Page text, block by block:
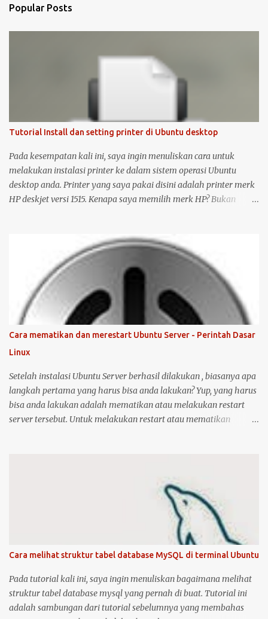
Popular Posts
Tutorial Install dan setting printer di Ubuntu desktop
Pada kesempatan kali ini, saya ingin menuliskan cara untuk
melakukan instalasi printer ke dalam sistem operasi Ubuntu
desktop anda. Printer yang saya pakai disini adalah printer merk
HP deskjet versi 1515. Kenapa saya memilih merk HP? Bukan
open source seperti Ubuntu . Langsung saja saya mulai langkah-
langkah untuk instalasi printer HP 1515 di Ubuntu desktop . Cara
ini bisa juga digunakan untuk merk printer lainnya, hanya saja
saya tidak bisa menjamin ketersediaan driver untuk sistem
operasi Linux ( Ubuntu ). Oh iya, saran saya, saat melakukan
instalasi dan setting printer, lebih baik komputer Ubuntu anda
terkoneksi dengan internet, berikut langkah-langkahnya: Colokin
keduanya. Kemudian klik logo unity di pojok kiri atas, kemudian
ketik printer, untuk masuk ke menu setting pr...
Cara mematikan dan merestart Ubuntu Server - Perintah Dasar
Linux
Setelah instalasi Ubuntu Server berhasil dilakukan , biasanya apa
langkah pertama yang harus bisa anda lakukan? Yup, yang harus
bisa anda lakukan adalah mematikan atau melakukan restart
server tersebut. Untuk melakukan restart atau mematikan
menggunakan mouse untuk melakukan restart atau shutdown
melalui antarmuka yang telah disediakan. Lalu bagaimana jika
anda menggunakan Ubuntu Server? yang notabene anda tidak
dapat menggunakan antarmuka karena hanya disediakan
console atau terminal. Ada beberapa cara untuk mematikan,
begitu juga ada dua cara untuk menjalankan perintah restart di
Ubuntu Server. Berikut cara untuk melakukan restart dan
shutdown dengan kedua metode tersebut: 1. Untuk melakukan
restart sistem operasi Ubuntu Server, anda bis...
Cara melihat struktur tabel database MySQL di terminal Ubuntu
Pada tutorial kali ini, saya ingin menuliskan bagaimana melihat
struktur tabel database mysql yang pernah di buat. Tutorial ini
adalah sambungan dari tutorial sebelumnya yang membahas